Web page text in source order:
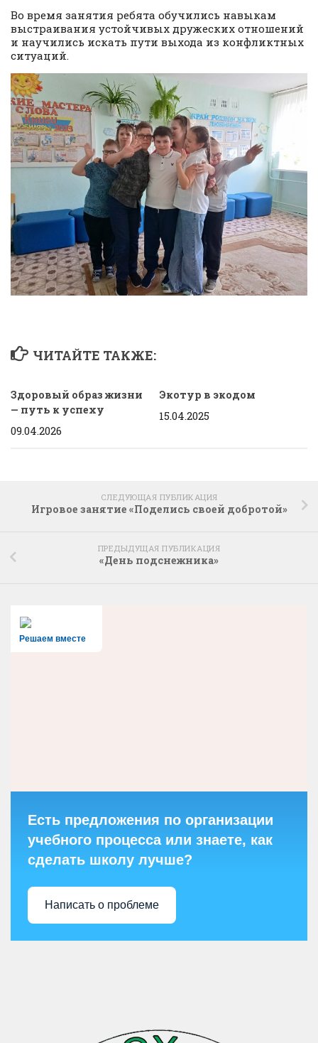
Во время занятия ребята обучились навыкам
выстраивания устойчивых дружеских отношений
и научились искать пути выхода из конфликтных
ситуаций.
ЧИТАЙТЕ ТАКЖЕ:
Здоровый образ жизни
— путь к успеху
09.04.2026
Экотур в экодом
15.04.2025
СЛЕДУЮЩАЯ ПУБЛИКАЦИЯ
Игровое занятие «Поделись своей добротой»
ПРЕДЫДУЩАЯ ПУБЛИКАЦИЯ
«День подснежника»
Решаем вместе
Есть предложения по организации
учебного процесса или знаете, как
сделать школу лучше?
Написать о проблеме